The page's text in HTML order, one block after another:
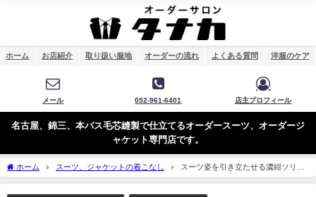
ホーム お店紹介 取り扱い服地 オーダーの流れ よくある質問 洋服のケア
メール 052-961-6401 店主プロフィール
名古屋、錦三、本バス毛芯縫製で仕立てるオーダースーツ、オーダージ
ャケット専門店です。
ホーム スーツ、ジャケットの着こなし
スーツ姿を引き立たせる濃紺ソリッ
ドタイ(9/25)